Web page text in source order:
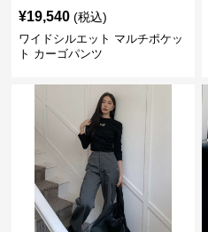
¥19,540 (税込)
ワイドシルエット マルチポケッ
ト カーゴパンツ